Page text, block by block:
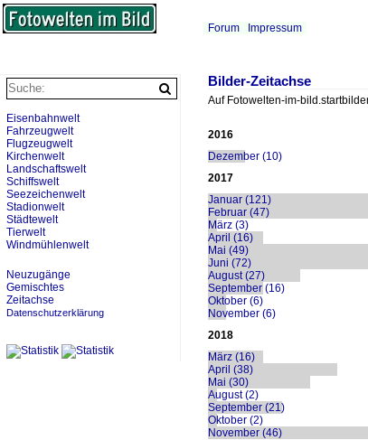
Forum Impressum
Bilder-Zeitachse
Auf Fotowelten-im-
2016
Dezember (10)
2017
Januar (121)
Februar (47)
März (3)
April (16)
Mai (49)
Juni (72)
August (27)
September (16)
Oktober (6)
November (6)
2018
März (16)
April (38)
Mai (30)
August (2)
September (21)
Oktober (2)
November (46)
Eisenbahnwelt
Fahrzeugwelt
Flugzeugwelt
Kirchenwelt
Landschaftswelt
Schiffswelt
Seezeichenwelt
Stadionwelt
Städtewelt
Tierwelt
Windmühlenwelt
Neuzugänge
Gemischtes
Zeitachse
Datenschutzerklärung